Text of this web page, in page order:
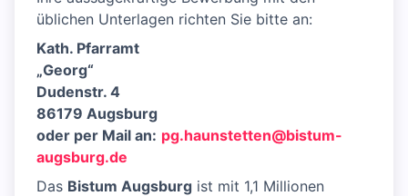
üblichen Unterlagen richten Sie bitte an:
Kath. Pfarramt
„Georg“
Dudenstr. 4
86179 Augsburg
oder per Mail an: pg.haunstetten@bistum-
augsburg.de
Das Bistum Augsburg ist mit 1,1 Millionen